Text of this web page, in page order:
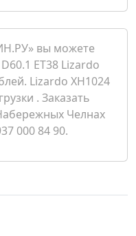
вы можете
ET38 Lizardo
Lizardo XH1024
. Заказать
Челнах
000 84 90.